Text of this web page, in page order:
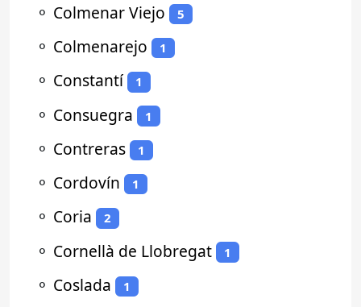
⚬ Colmenar Viejo 5
⚬ Colmenarejo 1
⚬ Constantí 1
⚬ Consuegra 1
⚬ Contreras 1
⚬ Cordovín 1
⚬ Coria 2
⚬ Cornellà de Llobregat 1
⚬ Coslada 1